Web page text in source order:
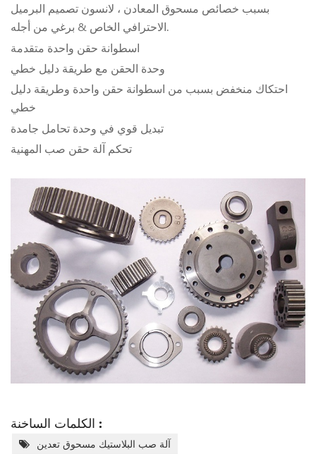
بسبب خصائص مسحوق المعادن ، لانسون تصميم البرميل
الاحترافي الخاص & برغي من أجله.
اسطوانة حقن واحدة متقدمة
وحدة الحقن مع طريقة دليل خطي
احتكاك منخفض بسبب من اسطوانة حقن واحدة وطريقة دليل
خطي
تبديل قوي في وحدة تحامل جامدة
تحكم آلة حقن صب المهنية
الكلمات الساخنة :
آلة صب البلاستيك مسحوق تعدين